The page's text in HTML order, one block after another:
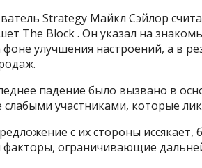
Strategy Майкл Сэйлор
The Block . Он указал на
улучшения настроений, а в
падение было вызвано в
участниками, которые
с их стороны иссякает,
факторы, ограничивающие